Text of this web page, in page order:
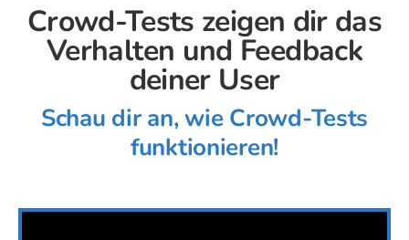
Crowd-Tests zeigen dir das
Verhalten und Feedback
deiner User
Schau dir an, wie Crowd-Tests
funktionieren!